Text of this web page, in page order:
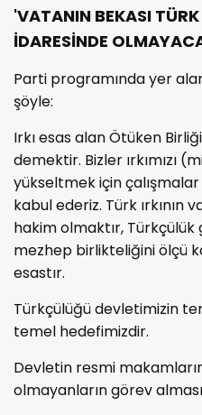
'VATANIN BEKASI
İDARESİNDE
Parti programında yer
şöyle:
Irkı esas alan Ötüken
demektir. Bizler ırkımızı
yükseltmek için
kabul ederiz. Türk ırkının
hakim olmaktır, Türkçülük
mezhep birlikteliğini ölçü
esastır.
Türkçülüğü devletimizin
temel hedefimizdir.
Devletin resmi
olmayanların görev